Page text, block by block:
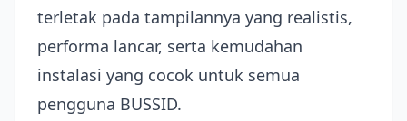
terletak pada tampilannya yang realistis,
performa lancar, serta kemudahan
instalasi yang cocok untuk semua
pengguna BUSSID.